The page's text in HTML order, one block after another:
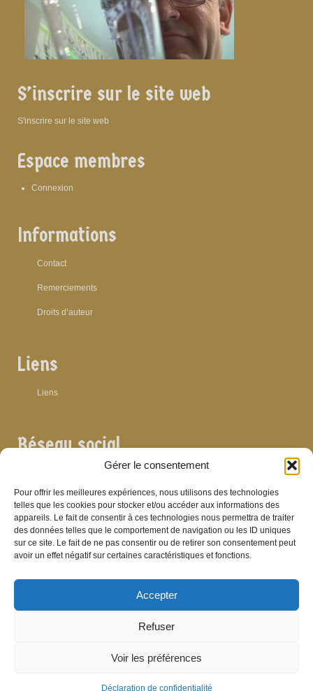
Gérer le consentement
Pour offrir les meilleures expériences, nous utilisons des technologies
telles que les cookies pour stocker et/ou accéder aux informations des
appareils. Le fait de consentir à ces technologies nous permettra de traiter
des données telles que le comportement de navigation ou les ID uniques
sur ce site. Le fait de ne pas consentir ou de retirer son consentement peut
avoir un effet négatif sur certaines caractéristiques et fonctions.
Accepter
Refuser
Voir les préférences
Déclaration de confidentialité
S’inscrire sur le site web
S'inscrire sur le site web
Espace membres
Connexion
Informations
Contact
Remerciements
Droits d’auteur
Liens
Liens
Réseau social
Archives
Archives
Bibliographie
© Brasserie de Dinant (anciens établissements Laurent et Stévenart) 2006-2026 -